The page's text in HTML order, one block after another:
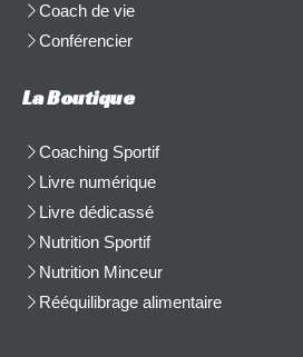
Coach de vie
Conférencier
La Boutique
Coaching Sportif
Livre numérique
Livre dédicassé
Nutrition Sportif
Nutrition Minceur
Rééquilibrage alimentaire